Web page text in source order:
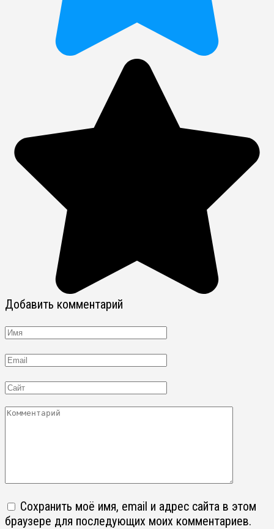
Добавить комментарий
Имя
Email
Сайт
Комментарий
Сохранить моё имя, email и адрес сайта в этом
браузере для последующих моих комментариев.